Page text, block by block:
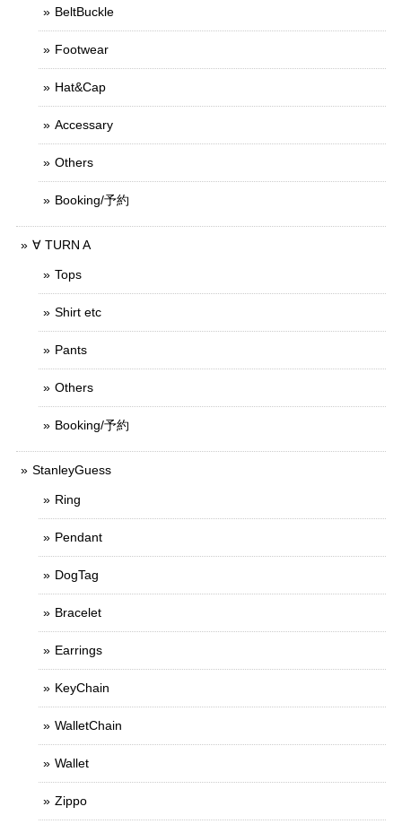
BeltBuckle
Footwear
Hat&Cap
Accessary
Others
Booking/予約
∀ TURN A
Tops
Shirt etc
Pants
Others
Booking/予約
StanleyGuess
Ring
Pendant
DogTag
Bracelet
Earrings
KeyChain
WalletChain
Wallet
Zippo